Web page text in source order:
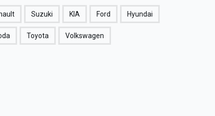
Suzuki KIA Ford Hyundai
Toyota Volkswagen